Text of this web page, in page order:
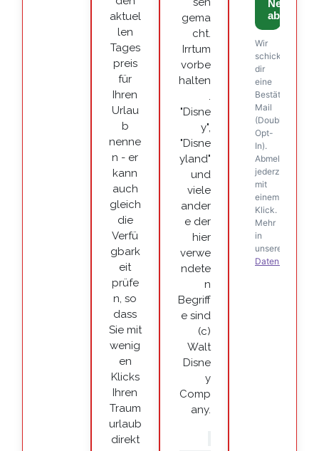
aktuel
len
Tages
preis
für
Ihren
Urlau
b
nenne
n - er
kann
auch
gleich
die
Verfü
gbark
eit
prüfe
n, so
dass
Sie mit
wenig
en
Klicks
Ihren
Traum
urlaub
direkt
gema
cht.
Irrtum
vorbe
halten
.
"Disne
y",
"Disne
yland"
und
viele
ander
e der
hier
verwe
ndete
n
Begriff
e sind
(c)
Walt
Disne
y
Comp
any.